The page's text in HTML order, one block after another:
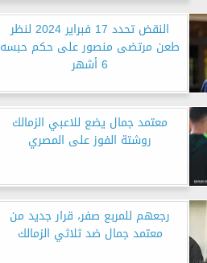
النقض تحدد 17 فبراير 2024 لنظر
طعن مرتضى منصور على حكم حبسه
6 أشهر
معتمد جمال يضع للاعبي الزمالك
روشتة الفوز على المصري
رجعهم للمربع صفر، قرار جديد من
معتمد جمال ضد ثلاثي الزمالك